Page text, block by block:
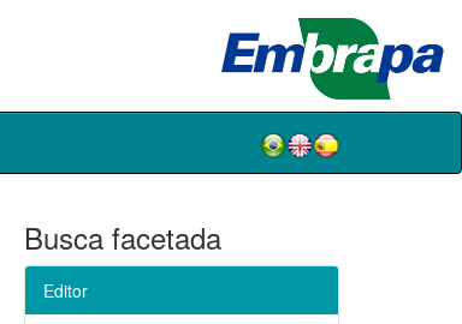
Busca facetada
Editor